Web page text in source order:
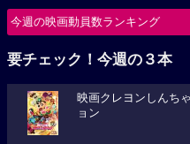
今週の映画動員数ランキング
要チェック！今週の３本
映画クレヨンしんち
ョン